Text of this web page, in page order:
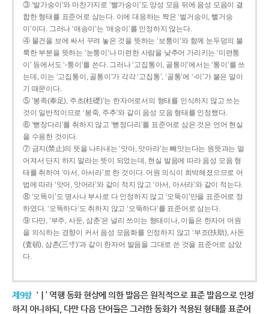
③ ‘발가숭이’와 마찬가지로 ‘빨가숭이’도 양성 모음 뒤에 음성 모음이 결
합한 형태를 표준어로 삼는다. 이에 대응하는 짝은 ‘벌거숭이, 뻘거숭
이’이다. 그러나 ‘애송이’는 ‘애숭이’를 인정하지 않는다.
④ 물건을 보에 싸서 꾸려 놓은 것을 뜻하는 ‘보퉁이’와 함께 눈두덩의 불
룩한 부분을 뜻하는 ‘눈퉁이’나 미련한 사람을 낮추어 가리키는 ‘미련퉁
이’ 등에서도 ‘-퉁이’를 쓴다. 그러나 ‘고집통이, 골통이’에서는 ‘통이’를 쓰
는데, 이는 ‘고집통이, 골통이’가 각각 ‘고집통’, ‘골통’에 ‘-이’가 붙은 말이
기 때문이다.
⑤ ‘봉족(奉足), 주초(柱礎)’는 한자어로서의 형태를 인식하지 않고 쓰는
것이 일반적이므로 ‘봉죽, 주추’와 같이 음성 모음 형태를 인정했다.
⑥ ‘뻗장다리’를 취하지 않고 ‘뻗정다리’를 표준어로 삼은 것은 언어 현실
을 수용한 것이다.
⑦ 금지(禁止)의 뜻을 나타내는 ‘앗아, 앗아라’는 빼앗는다는 원뜻과는 멀
어져서 단지 하지 말라는 뜻이 되었는데, 현실 발음에 따라 음성 모음 형
태를 취하여 ‘아서, 아서라’로 한 것이다. 어원 의식이 희박해졌으므로 어
법에 따라 ‘앗어, 앗어라’와 같이 적지 않고 ‘아서, 아서라’와 같이 적는다.
⑧ ‘오똑이’도 명사나 부사로 다 인정하지 않고 ‘오뚝이’만을 표준어로 정
하였다. ‘오똑하다’도 취하지 않고 ‘오뚝하다’를 표준어로 삼는다.
⑨ 다만, ‘부주, 사둔, 삼춘’은 널리 쓰이는 형태이나, 이들은 한자어 어원
을 의식하는 경향이 커서 음성 모음화를 인정하지 않고 ‘부조(扶助), 사돈
(査頓), 삼촌(三寸)’과 같이 한자어 발음을 그대로 쓴 것을 표준어로 삼았
다.
제9항 ‘ㅣ’ 역행 동화 현상에 의한 발음은 원칙적으로 표준 발음으로 인정
하지 아니하되, 다만 다음 단어들은 그러한 동화가 적용된 형태를 표준어